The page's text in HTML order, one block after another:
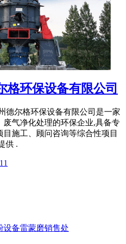
格环保设备有限公司
德尔格环保设备有限公司是一家
废气净化处理的环保企业,具备专
施工、顾问咨询等综合性项目
供 .
设备雷蒙磨销售处